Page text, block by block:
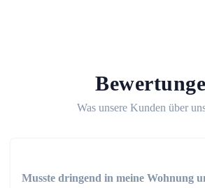
Was unsere Kunden über
Musste dringend in meine Wohnung